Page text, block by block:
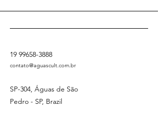
19 99658-3888
contato@aguascult.com.br
SP-304, Águas de São
Pedro - SP, Brazil